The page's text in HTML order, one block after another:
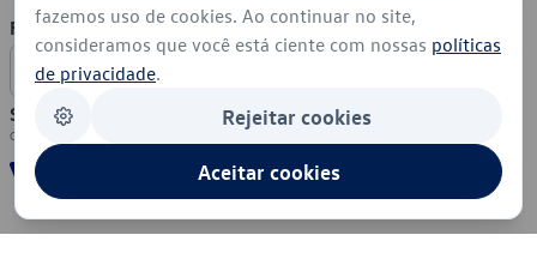
Formas de Pagamento
Segurança
fazemos uso de cookies. Ao continuar no site,
consideramos que você está ciente com nossas políticas
de privacidade.
Rejeitar cookies
Aceitar cookies